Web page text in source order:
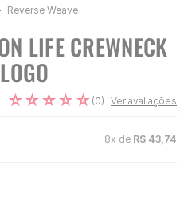
Reverse Weave
LIFE CREWNECK
☆☆☆☆ ☆ (0) Ver avaliações
8x de R$ 43 74